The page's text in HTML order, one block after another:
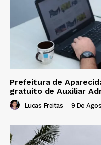
Prefeitura de
gratuito de Auxiliar
Lucas Freitas - 9 De